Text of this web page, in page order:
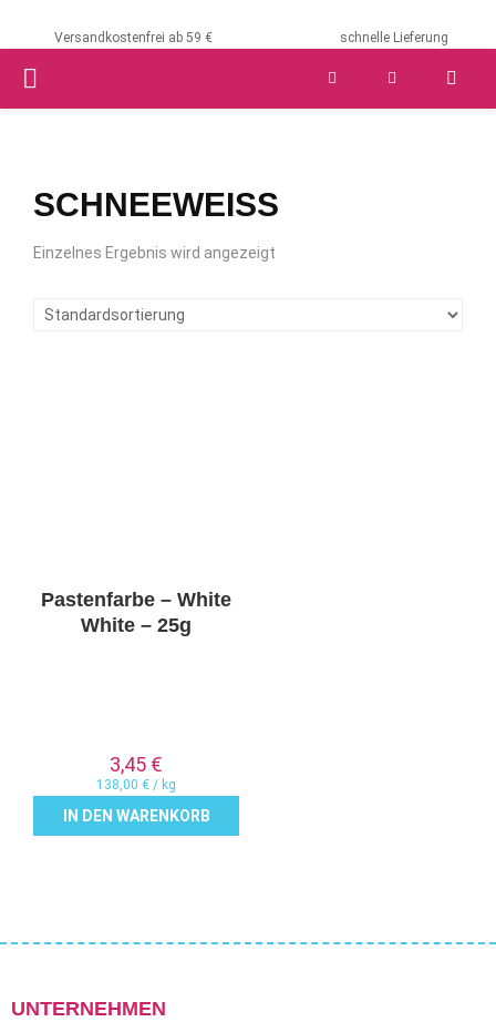
Versandkostenfrei ab 59 € schnelle Lieferung
PRIMARY
SCHNEEWEISS
Einzelnes Ergebnis wird angezeigt
Pastenfarbe – White
White – 25g
3,45 €
138,00€ / kg
IN DEN WARENKORB
UNTERNEHMEN